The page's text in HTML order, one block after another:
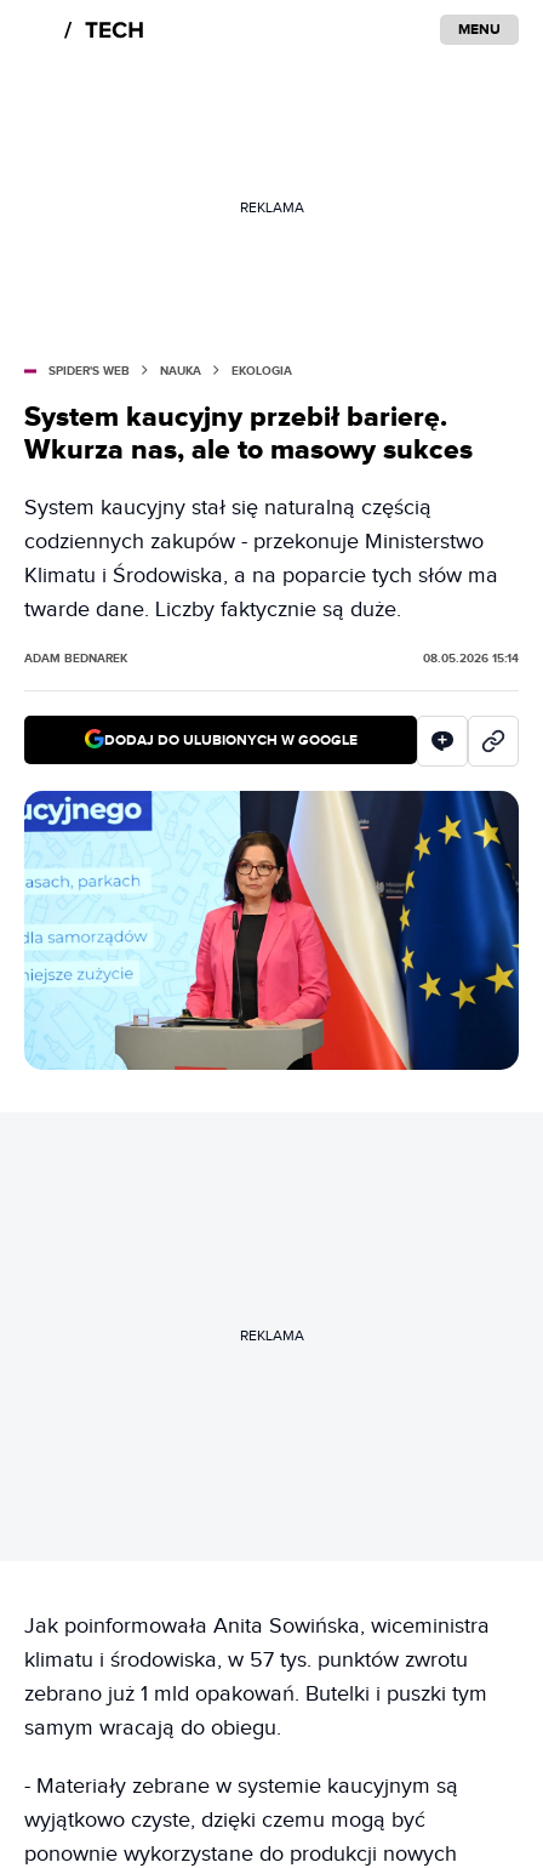
MENU
REKLAMA
SPIDER'S WEB NAUKA EKOLOGIA
System kaucyjny przebił barierę.
Wkurza nas, ale to masowy sukces
System kaucyjny stał się naturalną częścią
codziennych zakupów - przekonuje Ministerstwo
Klimatu i Środowiska, a na poparcie tych słów ma
twarde dane. Liczby faktycznie są duże.
ADAM BEDNAREK 08.05.2026 15:14
DODAJ DO ULUBIONYCH W GOOGLE
REKLAMA
Jak poinformowała Anita Sowińska, wiceministra
klimatu i środowiska, w 57 tys. punktów zwrotu
zebrano już 1 mld opakowań. Butelki i puszki tym
samym wracają do obiegu.
- Materiały zebrane w systemie kaucyjnym są
wyjątkowo czyste, dzięki czemu mogą być
ponownie wykorzystane do produkcji nowych